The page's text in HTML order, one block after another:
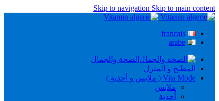
Skip to navigation Skip to main content
francais
arabe
الصحة والجمال
المطبخ و المنزل
Vita Mode ( ملابس و أحذية )
ملابس
أحذية